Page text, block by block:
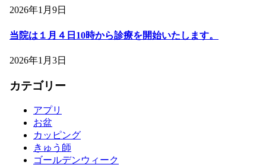
2026年1月9日
当院は１月４日10時から診療を開始いたします。
2026年1月3日
カテゴリー
アプリ
お盆
カッピング
きゅう師
ゴールデンウィーク